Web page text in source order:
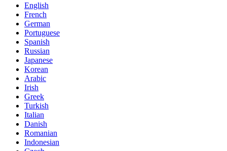
English
French
German
Portuguese
Spanish
Russian
Japanese
Korean
Arabic
Irish
Greek
Turkish
Italian
Danish
Romanian
Indonesian